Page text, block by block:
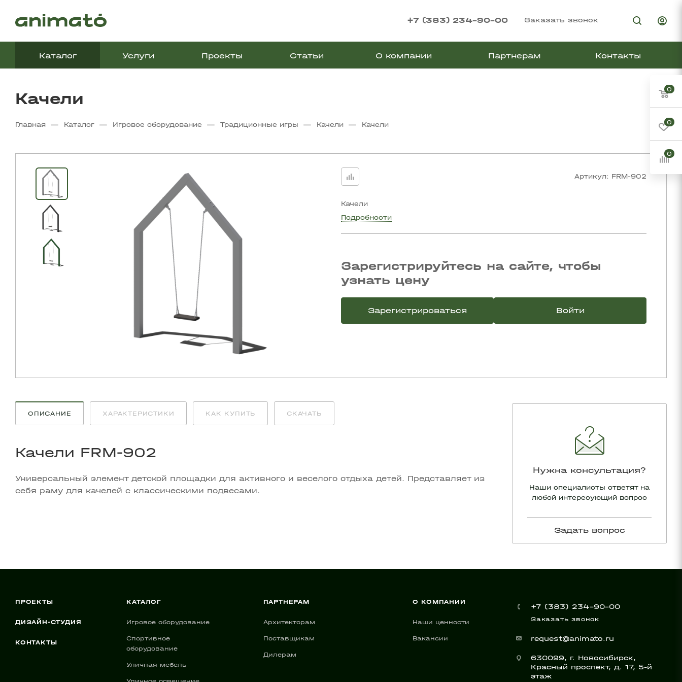
+7 (383) 234-90-00 Заказать звонок
Каталог Услуги Проекты Статьи О компании Партнерам Контакты
Качели
Главная — Каталог — Игровое оборудование — Традиционные игры — Качели — Качели
Артикул: FRM-902
Качели
Подробности
Зарегистрируйтесь на сайте, чтобы
узнать цену
Зарегистрироваться Войти
ОПИСАНИЕ ХАРАКТЕРИСТИКИ КАК КУПИТЬ СКАЧАТЬ
Качели FRM-902
Универсальный элемент детской площадки для активного и веселого отдыха детей. Представляет из
себя раму для качелей с классическими подвесами.
Нужна консультация?
Наши специалисты ответят на
любой интересующий вопрос
Задать вопрос
ПРОЕКТЫ
ДИЗАЙН-СТУДИЯ
КОНТАКТЫ
КАТАЛОГ
Игровое оборудование
Спортивное
оборудование
Уличная мебель
ПАРТНЕРАМ
Архитекторам
Поставщикам
Дилерам
О КОМПАНИИ
Наши ценности
Вакансии
+7 (383) 234-90-00
Заказать звонок
request@animato.ru
630099, г. Новосибирск,
Красный проспект, д. 17, 5-й
этаж
0
0
0